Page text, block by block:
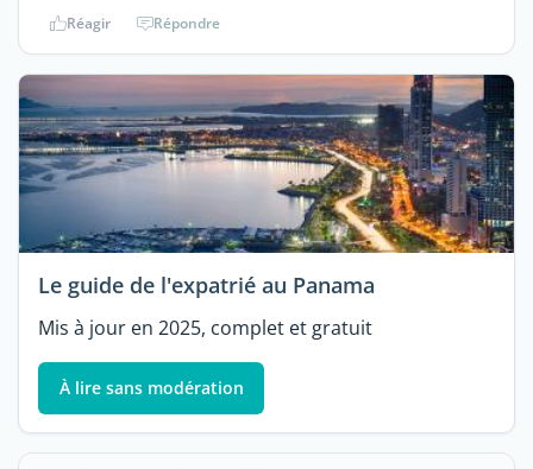
Réagir Répondre
Le guide de l'expatrié au Panama
Mis à jour en 2025, complet et gratuit
À lire sans modération